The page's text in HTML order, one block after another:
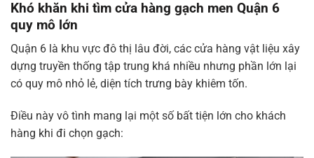
Khó khăn khi tìm cửa hàng gạch men Quận 6
quy mô lớn
Quận 6 là khu vực đô thị lâu đời, các cửa hàng vật liệu xây
dựng truyền thống tập trung khá nhiều nhưng phần lớn lại
có quy mô nhỏ lẻ, diện tích trưng bày khiêm tốn.
Điều này vô tình mang lại một số bất tiện lớn cho khách
hàng khi đi chọn gạch: